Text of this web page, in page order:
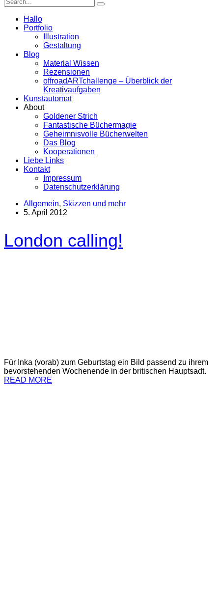
Hallo
Portfolio
Illustration
Gestaltung
Blog
Material Wissen
Rezensionen
offroadARTchallenge – Überblick der
Kreativaufgaben
Kunstautomat
About
Goldener Strich
Fantastische Büchermagie
Geheimnisvolle Bücherwelten
Das Blog
Kooperationen
Liebe Links
Kontakt
Impressum
Datenschutzerklärung
Allgemein, Skizzen und mehr
5. April 2012
London calling!
Für Inka (vorab) zum Geburtstag ein Bild passend zu ihrem
bevorstehenden Wochenende in der britischen Hauptsadt.
READ MORE